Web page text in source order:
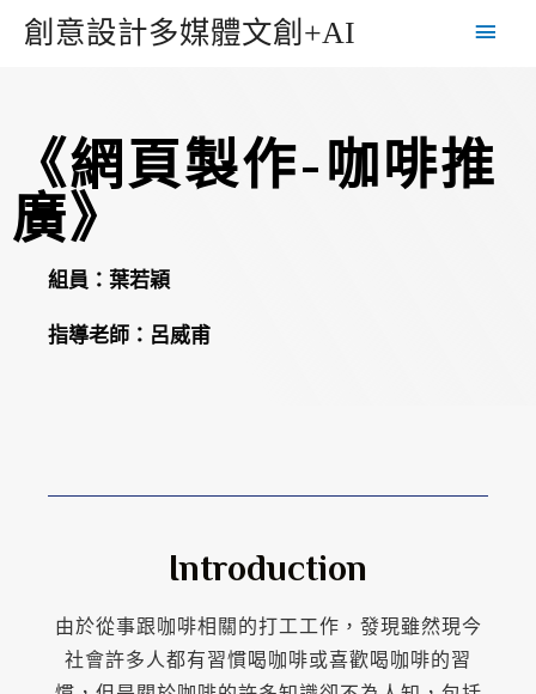
創意設計多媒體文創+AI
《網頁製作-咖啡推
廣》
組員：葉若穎
指導老師： 呂威甫
Introduction
由於從事跟咖啡相關的打工工作，發現雖然現今
社會許多人都有習慣喝咖啡或喜歡喝咖啡的習